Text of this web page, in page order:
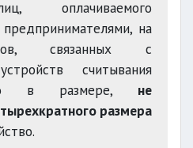
оплачиваемого
на
связанных с
считывания
в размере, не
размера